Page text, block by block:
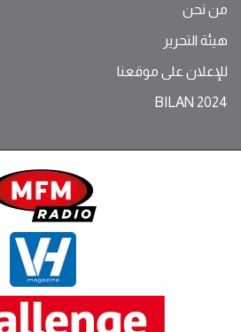
من نحن
هيئة التحرير
للإعلان على موقعنا
BILAN 2024